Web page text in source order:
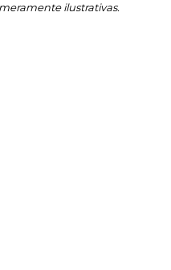
ilustrativas.